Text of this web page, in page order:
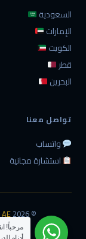
السعودية
الإمارات
الكويت
قطر
البحرين
تواصل معنا
واتساب
استشارة مجانية
© 2026
مرحباً!